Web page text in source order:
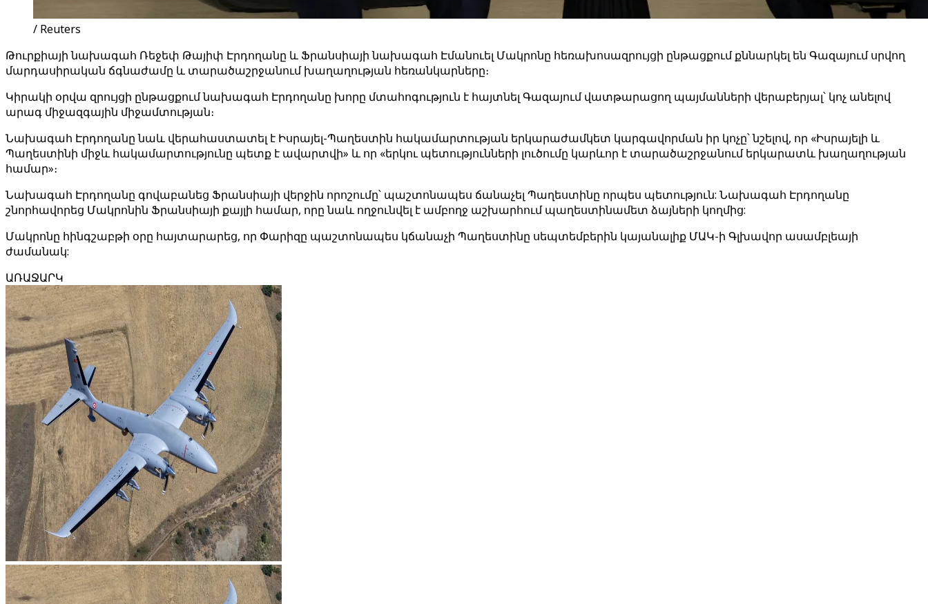
/ Reuters
Թուրքիայի նախագահ Ռեջեփ Թայիփ Էրդողանը և Ֆրանսիայի նախագահ Էմանուել Մակրոնը հեռախոսազրույցի ընթացքում քննարկել են Գազայում սրվող
մարդասիրական ճգնաժամը և տարածաշրջանում խաղաղության հեռանկարները։
Կիրակի օրվա զրույցի ընթացքում նախագահ Էրդողանը խորը մտահոգություն է հայտնել Գազայում վատթարացող պայմանների վերաբերյալ՝ կոչ անելով
արագ միջազգային միջամտության։
Նախագահ Էրդողանը նաև վերահաստատել է Իսրայել-Պաղեստին հակամարտության երկարաժամկետ կարգավորման իր կոչը՝ նշելով, որ «Իսրայելի և
Պաղեստինի միջև հակամարտությունը պետք է ավարտվի» և որ «երկու պետությունների լուծումը կարևոր է տարածաշրջանում երկարատև խաղաղության
համար»։
Նախագահ Էրդողանը գովաբանեց Ֆրանսիայի վերջին որոշումը՝ պաշտոնապես ճանաչել Պաղեստինը որպես պետություն: Նախագահ Էրդողանը
շնորհավորեց Մակրոնին Ֆրանսիայի քայլի համար, որը նաև ողջունվել է ամբողջ աշխարհում պաղեստինամետ ձայների կողմից:
Մակրոնը հինգշաբթի օրը հայտարարեց, որ Փարիզը պաշտոնապես կճանաչի Պաղեստինը սեպտեմբերին կայանալիք ՄԱԿ-ի Գլխավոր ասամբլեայի
ժամանակ:
ԱՌԱՋԱՐԿ